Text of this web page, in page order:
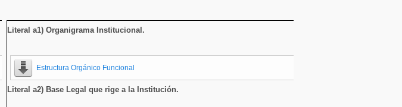
Literal a1) Organigrama Institucional .
Estructura Orgánico Funcional
Literal a2) Base Legal que rige a la Institución.